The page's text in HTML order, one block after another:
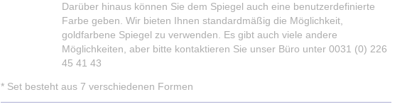
Darüber hinaus können Sie dem Spiegel auch eine benutzerdefinierte
Farbe geben. Wir bieten Ihnen standardmäßig die Möglichkeit,
goldfarbene Spiegel zu verwenden. Es gibt auch viele andere
Möglichkeiten, aber bitte kontaktieren Sie unser Büro unter 0031 (0) 226
45 41 43
* Set besteht aus 7 verschiedenen Formen